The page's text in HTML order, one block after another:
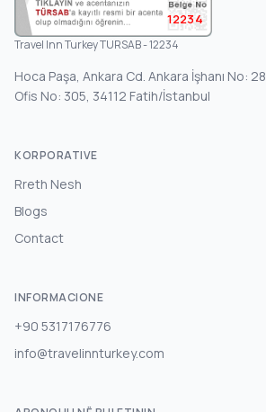
12234
Travel Inn Turkey TURSAB - 12234
Hoca Paşa, Ankara Cd. Ankara İşhanı No: 28
Ofis No: 305, 34112 Fatih/İstanbul
KORPORATIVE
Rreth Nesh
Blogs
Contact
INFORMACIONE
+90 5317176776
info@travelinnturkey.com